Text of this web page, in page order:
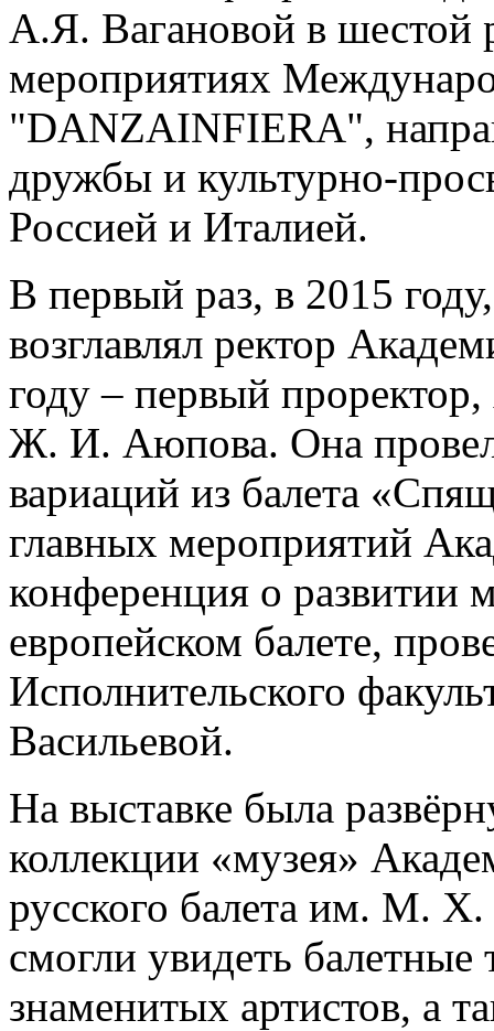
А.Я. Вагановой в шестой
мероприятиях
"DANZAINFIERA",
дружбы и культурно-
Россией и Италией.
В первый раз, в 2015
возглавлял ректор
году – первый
Ж. И. Аюпова. Она
вариаций из балета
главных мероприятий
конференция о развитии
европейском балете,
Исполнительского
Васильевой.
На выставке была
коллекции «музея»
русского балета им. М.
смогли увидеть
знаменитых артистов, а